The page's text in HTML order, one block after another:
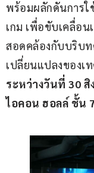
พร้อมผลักดันการใ
เกม เพื่อขับเคลื่อ
สอดคล้องกับบริบท
เปลี่ยนแปลงของเ
ระหว่างวันที่ 30
ไอคอน ฮอลล์ ชั้น